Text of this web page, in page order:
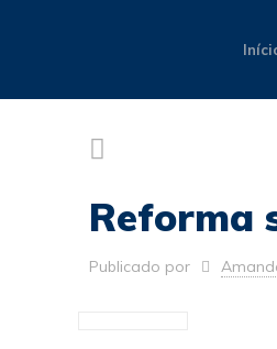
Reforma
Publicado por